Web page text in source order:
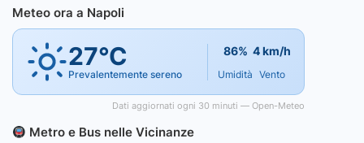
Meteo ora a Napoli
27°C
Prevalentemente sereno
86%
Umidità
4 km/h
Vento
Dati aggiornati ogni 30 minuti — Open-Meteo
Metro e Bus nelle Vicinanze